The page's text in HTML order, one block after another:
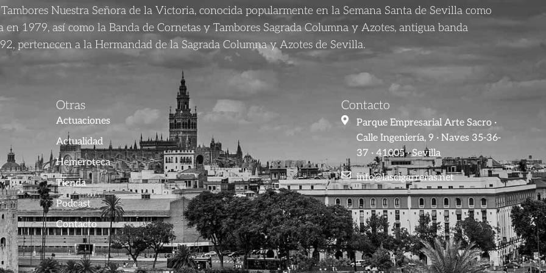
Nuestra Señora de la Victoria, conocida popularmente en la Semana Santa de Sevilla como
en 1979, así como la Banda de Cornetas y Tambores Sagrada Columna y Azotes, antigua banda
pertenecen a la Hermandad de la Sagrada Columna y Azotes de Sevilla.
Otras
Actuaciones
Actualidad
Hemeroteca
Tienda
Podcast
Contacto
Contacto
Parque Empresarial Arte Sacro ·
Calle Ingeniería, 9 · Naves 35-36-
37 · 41005 · Sevilla
info@lascigarreras.net